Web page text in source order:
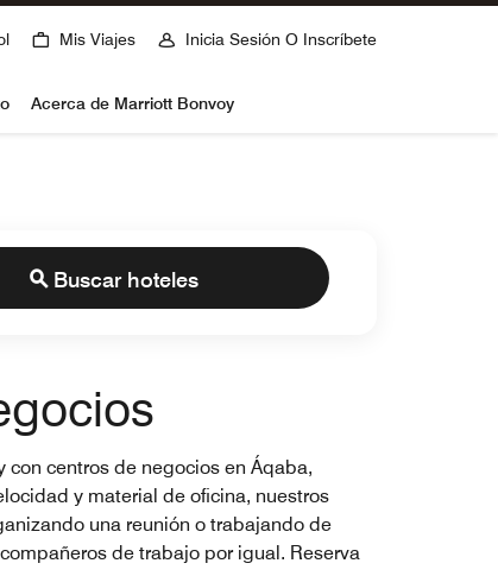
Mis Viajes Inicia Sesión O Inscríbete
Acerca de Marriott Bonvoy
Buscar hoteles
centros de negocios en Áqaba,
y material de oficina, nuestros
una reunión o trabajando de
de trabajo por igual. Reserva